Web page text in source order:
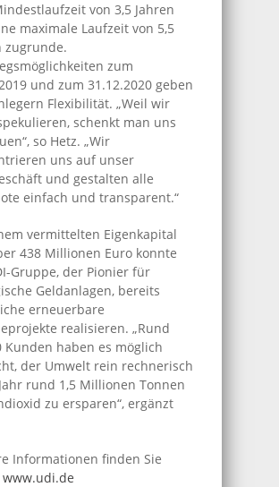
von 3,5 Jahren
maximale Laufzeit von 5,5
zugrunde.
zum
und zum 31.12.2020 geben
Flexibilität. „Weil wir
schenkt man uns
so Hetz. „Wir
uns auf unser
und gestalten alle
einfach und transparent.“
vermittelten Eigenkapital
438 Millionen Euro konnte
Gruppe, der Pionier für
Geldanlagen, bereits
erneuerbare
realisieren. „Rund
Kunden haben es möglich
der Umwelt rein rechnerisch
rund 1,5 Millionen Tonnen
zu ersparen“, ergänzt
Informationen finden Sie
www.udi.de